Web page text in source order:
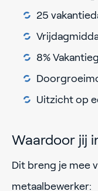
25
8%
Uitzicht op
Waardoor jij
Dit breng je mee
metaalbewerker: